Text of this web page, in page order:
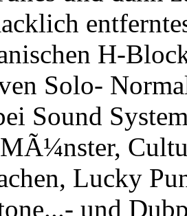
H-
Solo-
Sound
Lucky
und